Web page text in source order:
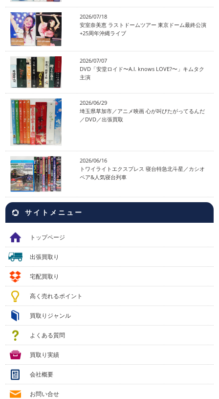
2026/07/18
安室奈美恵 ラストドームツアー 東京ドーム最終公演
+25周年沖縄ライブ
2026/07/07
DVD「安堂ロイド〜A.I. knows LOVE?〜」キムタク
主演
2026/06/29
埼玉県草加市／アニメ映画 心が叫びたがってるんだ
／DVD／出張買取
2026/06/16
トワイライトエクスプレス 寝台特急北斗星／カシオ
ペア&人気寝台列車
サイトメニュー
トップページ
出張買取り
宅配買取り
高く売れるポイント
買取りジャンル
よくある質問
買取り実績
会社概要
お問い合せ